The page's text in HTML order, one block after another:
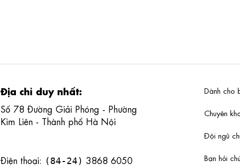
Địa chỉ duy nhất:
Số 78 Đường Giải Phóng - Phường
Kim Liên - Thành phố Hà Nội
Điện thoại: (84-24) 3868 6050
Dành cho
Chuyên
Đội ngũ
Bạn hỏi